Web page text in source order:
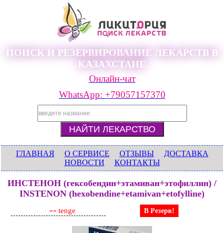
ПОИСК И РЕЗЕРВИРОВАНИЕ ЛЕКАРСТВ В
КАЗАХСТАНЕ
Онлайн-чат
WhatsApp: +79057157370
ГЛАВНАЯ О СЕРВИСЕ ОТЗЫВЫ
ДОСТАВКА
НОВОСТИ
КОНТАКТЫ
ИНСТЕНОН (гексобендин+этамиван+этофиллин) /
INSTENON (hexobendine+etamivan+etofylline)
-- tenge В Резерв!